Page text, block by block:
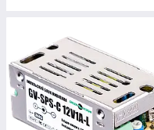
перевірених
наявність
документів дає
виписувати
строком на 12
виконувати